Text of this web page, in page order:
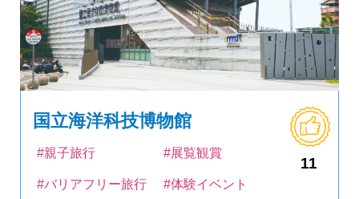
国立海洋科技博物館
11
#親子旅行 #展覧観賞
#バリアフリー旅行 #体験イベント